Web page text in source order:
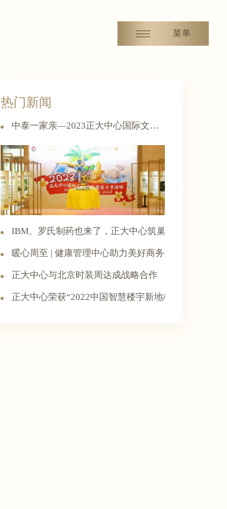
菜单
热门新闻
中泰一家亲—2023正大中心国际文化交流暨宋干节活动精彩纷呈
IBM、罗氏制药也来了，正大中心筑巢引凤的秘密
暖心周至 | 健康管理中心助力美好商务生活
正大中心与北京时装周达成战略合作
正大中心荣获“2022中国智慧楼宇新地标”奖项！